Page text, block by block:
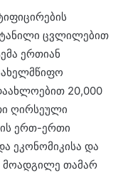
ცვლილებით
ერთიან
20,000
ღირსეული
ერთ-ერთი
ეკონომიკისა და
მოადგილე თამარ